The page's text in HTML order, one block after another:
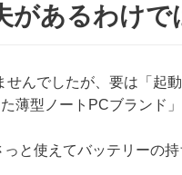
があるわけで
んでしたが、要は「起
薄型ノートPCブランド
と使えてバッテリーの